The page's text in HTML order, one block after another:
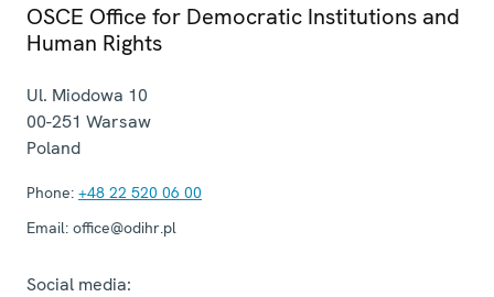
OSCE Office for Democratic Institutions and
Human Rights
Ul. Miodowa 10
00-251 Warsaw
Poland
Phone: +48 22 520 06 00
Email: office@odihr.pl
Social media: